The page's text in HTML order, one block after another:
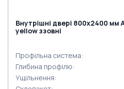
Внутрішні двері 800x2400 мм
yellow ззовні
Профільна система:
Глибина профілю:
Ущільнення: